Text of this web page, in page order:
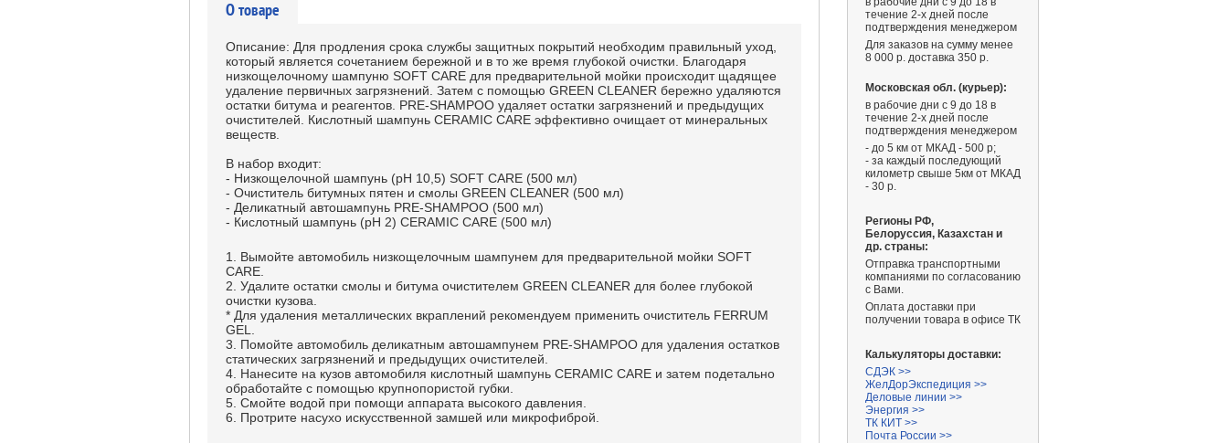
О товаре
Описание: Для продления срока службы защитных покрытий необходим правильный уход,
который является сочетанием бережной и в то же время глубокой очистки. Благодаря
низкощелочному шампуню SOFT CARE для предварительной мойки происходит щадящее
удаление первичных загрязнений. Затем с помощью GREEN CLEANER бережно удаляются
остатки битума и реагентов. PRE-SHAMPOO удаляет остатки загрязнений и предыдущих
очистителей. Кислотный шампунь CERAMIC CARE эффективно очищает от минеральных
веществ.
В набор входит:
- Низкощелочной шампунь (pH 10,5) SOFT CARE (500 мл)
- Очиститель битумных пятен и смолы GREEN CLEANER (500 мл)
- Деликатный автошампунь PRE-SHAMPOO (500 мл)
- Кислотный шампунь (pH 2) CERAMIC CARE (500 мл)
1. Вымойте автомобиль низкощелочным шампунем для предварительной мойки SOFT
CARE.
2. Удалите остатки смолы и битума очистителем GREEN CLEANER для более глубокой
очистки кузова.
* Для удаления металлических вкраплений рекомендуем применить очиститель FERRUM
GEL.
3. Помойте автомобиль деликатным автошампунем PRE-SHAMPOO для удаления остатков
статических загрязнений и предыдущих очистителей.
4. Нанесите на кузов автомобиля кислотный шампунь CERAMIC CARE и затем подетально
обработайте с помощью крупнопористой губки.
5. Смойте водой при помощи аппарата высокого давления.
6. Протрите насухо искусственной замшей или микрофиброй.
течение 2-х дней после
подтверждения менеджером
Для заказов на сумму менее
8 000 р. доставка 350 р.
Московская обл. (курьер):
в рабочие дни с 9 до 18 в
течение 2-х дней после
подтверждения менеджером
- до 5 км от МКАД - 500 р;
- за каждый последующий
километр свыше 5км от МКАД
- 30 р.
Регионы РФ,
Белоруссия, Казахстан и
др. страны:
Отправка транспортными
компаниями по согласованию
с Вами.
Оплата доставки при
получении товара в офисе ТК
Калькуляторы доставки:
СДЭК >>
ЖелДорЭкспедиция >>
Деловые линии >>
Энергия >>
ТК КИТ >>
Почта России >>